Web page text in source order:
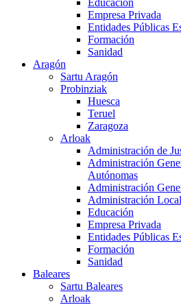
Educación
Empresa Privada
Entidades Públicas
Formación
Sanidad
Aragón
Sartu Aragón
Probinziak
Huesca
Teruel
Zaragoza
Arloak
Administración de
Administración
Autónomas
Administración
Administración Local
Educación
Empresa Privada
Entidades Públicas
Formación
Sanidad
Baleares
Sartu Baleares
Arloak